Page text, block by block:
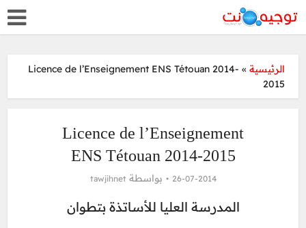
الرئيسية »
Licence de l’Enseignement ENS Tétouan 2014-
2015
Licence de l’Enseignement
ENS Tétouan 2014-2015
26-07-2014 بواسطةtawjihnet
المدرسة العليا للأساتذة بتطوان